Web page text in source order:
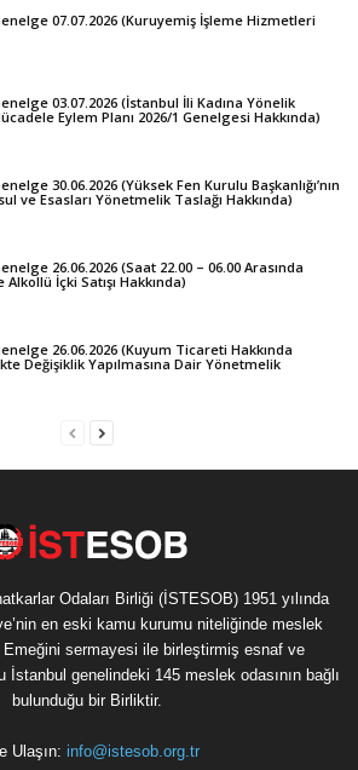
07.07.2026 (Kuruyemiş İşleme Hizmetleri
03.07.2026 (İstanbul İli Kadına Yönelik
Eylem Planı 2026/1 Genelgesi Hakkında)
30.06.2026 (Yüksek Fen Kurulu Başkanlığı’nın
ve Esasları Yönetmelik Taslağı Hakkında)
26.06.2026 (Saat 22.00 – 06.00 Arasında
İçki Satışı Hakkında)
26.06.2026 (Kuyum Ticareti Hakkında
Değişiklik Yapılmasına Dair Yönetmelik
Odaları Birliği (İSTESOB) 1951 yılında
en eski kamu kurumu niteliğinde meslek
Emeğini sermayesi ile birleştirmiş esnaf ve
İstanbul genelindeki 145 meslek odasının bağlı
bulunduğu bir Birliktir.
Ulaşın: info@istesob.org.tr